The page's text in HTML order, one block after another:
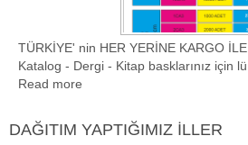
TÜRKİYE' nin HER YERİNE KARGO
Katalog - Dergi - Kitap basklarınız için
Read more
DAĞITIM YAPTIĞIMIZ İLLER